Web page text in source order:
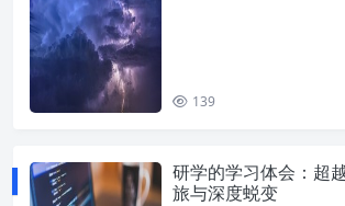
139
研学的学习体会：超
旅与深度蜕变